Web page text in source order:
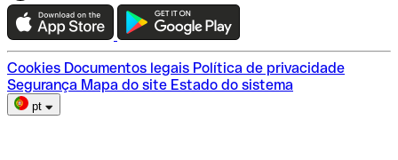
Escolha do plano
Cookies Documentos legais Política de privacidade
Segurança Mapa do site Estado do sistema
pt